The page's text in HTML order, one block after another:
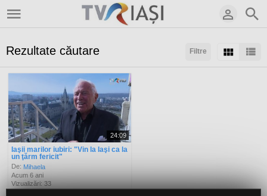
Filtre
Rezultate căutare
Sortaţi după:
24:09
Iaşii marilor iubiri: "Vin la Iaşi ca la
un ţărm fericit"
De: Mihaela
Acum 6 ani
Vizualizări: 33